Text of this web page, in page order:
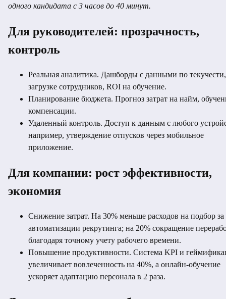
одного кандидата с 3 часов до 40 минут.
Для руководителей: прозрачность,
контроль
Реальная аналитика. Дашборды с данными по текучести,
загрузке сотрудников, ROI на обучение.
Планирование бюджета. Прогноз затрат на найм,
компенсации.
Удаленный контроль. Доступ к данным с любого
например, утверждение отпусков через мобильное
приложение.
Для компании: рост эффективности,
экономия
Снижение затрат. На 30% меньше расходов на подбор за
автоматизации рекрутинга; на 20% сокращение
благодаря точному учету рабочего времени.
Повышение продуктивности. Система KPI и
увеличивает вовлеченность на 40%, а онлайн-обучение
ускоряет адаптацию персонала в 2 раза.